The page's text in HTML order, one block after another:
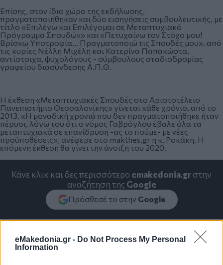
eMakedonia.gr - Do Not Process My Personal
Information
Επίσης, στον ίδιο χώρο της εκδήλωσης,
πραγματοποιήθηκαν και δύο εισηγήσεις συμβουλευτικής, με
τίτλο «Επιλέγω και Επιλέγομαι σε Μεταπτυχιακό
Πρόγραμμα Σπουδών» και «Πετυχαίνω τον Στόχο μου!
Βρίσκω Υποτροφία... Πραγματοποιώ τις Σπουδές μου», από
τις κυρίες Νέλλη Μιχέλη και Κατερίνα Παπακώστα,
αντίστοιχα, ψυχολόγους - σύμβουλους σταδιοδρομίας
γραφείου διασύνδεσης Α.Π.Θ.
Η έκθεση «Μεταπτυχιακές Σπουδές στο Αριστοτέλειο
Πανεπιστήμιο Θεσσαλονίκης» γίνεται κάθε χρόνιο, από το
2013. «Η μοναδική χρονιά που δεν πραγματοποιήθηκε ήταν
πέρυσι, λόγω του ότι ο νόμος Γαβρόγλου έβαλε όλα τα
μεταπτυχιακά σε επανίδρυση -ας το πούμε- με νέες
προϋποθέσεις», ανέφερε στο makthes.gr η κ. Ροκάκη. Η
επόμενη έκθεση θα γίνει την άνοιξη του 2020.
Κάνε κλικ και δες περισσότερο emakedonia.grστην
αναζήτηση της Google
Πρόσθεσέ το στην Google
ΘΕΣΣΑΛΟΝΙΚΗ